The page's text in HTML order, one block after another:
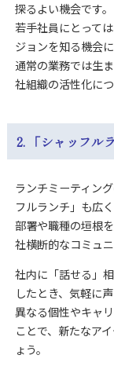
探るよい機会です。
若手社員にとって
ジョンを知る機会に
通常の業務では生
社組織の活性化につ
2. 「シャッフル
ランチミーティン
フルランチ」も広
部署や職種の垣根
社横断的なコミュ
社内に「話せる」
したとき、気軽に
異なる個性やキャ
ことで、新たなア
ょう。